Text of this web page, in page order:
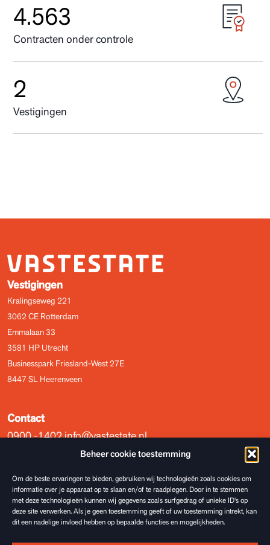
Beheer cookie toestemming
Om de beste ervaringen te bieden, gebruiken wij technologieën zoals cookies om
informatie over je apparaat op te slaan en/of te raadplegen. Door in te stemmen
met deze technologieën kunnen wij gegevens zoals surfgedrag of unieke ID's op
deze site verwerken. Als je geen toestemming geeft of uw toestemming intrekt, kan
dit een nadelige invloed hebben op bepaalde functies en mogelijkheden.
5.961
Contracten onder controle
3
Vestigingen
Vestigingen
Kralingseweg 221
3062 CE Rotterdam
Emmalaan 33
3581 HP Utrecht
Businesspark Friesland-West 27E
8447 SL Heerenveen
Contact
0900 -1402info@vastestate.nl
Incassobrief ontvangen?
Copyright © Vastestate 2026